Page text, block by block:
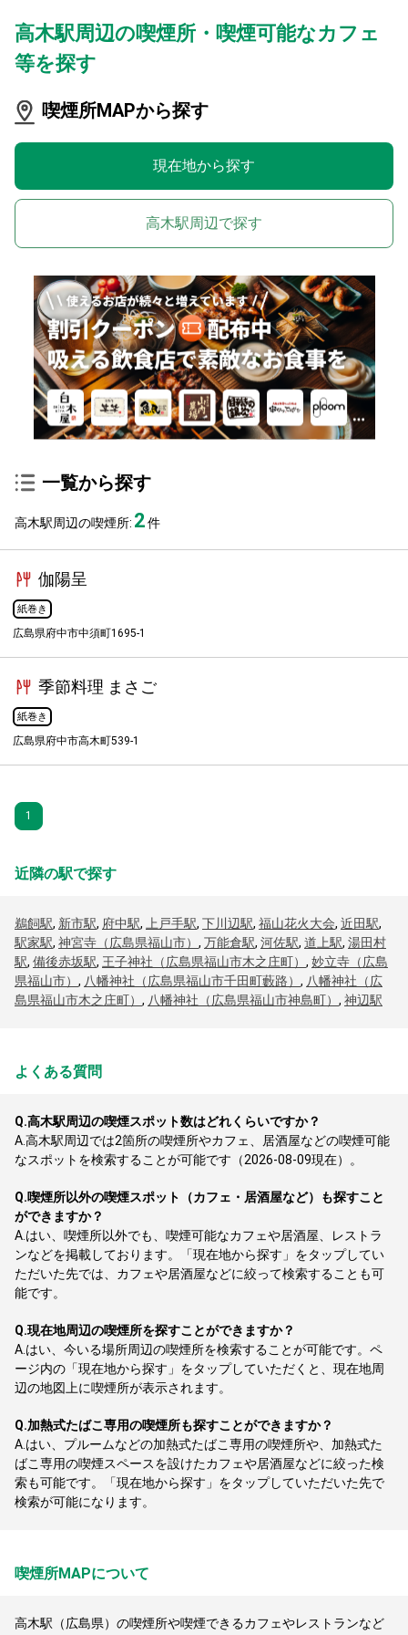
高木駅周辺の喫煙所・喫煙可能なカフェ
等を探す
喫煙所MAPから探す
現在地から探す
高木駅周辺で探す
一覧から探す
高木駅周辺の喫煙所: 2件
伽陽呈
紙巻き
広島県府中市中須町1695-1
季節料理 まさご
紙巻き
広島県府中市高木町539-1
1
近隣の駅で探す
鵜飼駅, 新市駅, 府中駅, 上戸手駅, 下川辺駅, 福山花火大会, 近田駅,
駅家駅, 神宮寺（広島県福山市） , 万能倉駅, 河佐駅, 道上駅, 湯田村
駅, 備後赤坂駅, 王子神社（広島県福山市木之庄町） , 妙立寺（広島
県福山市） , 八幡神社（広島県福山市千田町藪路） , 八幡神社（広
島県福山市木之庄町） , 八幡神社（広島県福山市神島町） , 神辺駅
よくある質問
Q.高木駅周辺の喫煙スポット数はどれくらいですか？
A.高木駅周辺では2箇所の喫煙所やカフェ、居酒屋などの喫煙可能
なスポットを検索することが可能です（2026-08-09現在）。
Q.喫煙所以外の喫煙スポット（カフェ・居酒屋など）も探すこと
ができますか？
A. はい、喫煙所以外でも、喫煙可能なカフェや居酒屋、レストラ
ンなどを掲載しております。「現在地から探す」をタップしてい
ただいた先では、カフェや居酒屋などに絞って検索することも可
能です。
Q.現在地周辺の喫煙所を探すことができますか？
A. はい、今いる場所周辺の喫煙所を検索することが可能です。ペ
ージ内の「現在地から探す」をタップしていただくと、現在地周
辺の地図上に喫煙所が表示されます。
Q.加熱式たばこ専用の喫煙所も探すことができますか？
A. はい、プルームなどの加熱式たばこ専用の喫煙所や、加熱式た
ばこ専用の喫煙スペースを設けたカフェや居酒屋などに絞った検
索も可能です。「現在地から探す」をタップしていただいた先で
検索が可能になります。
喫煙所MAPについて
高木駅（広島県）の喫煙所や喫煙できるカフェやレストランなど